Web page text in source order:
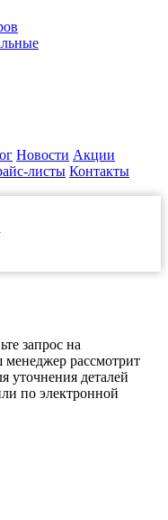
Новости Акции
листы Контакты
запрос на
менеджер рассмотрит
уточнения деталей
по электронной